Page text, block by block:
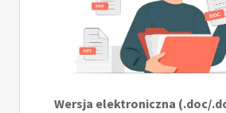
Wersja elektroniczna (.doc/